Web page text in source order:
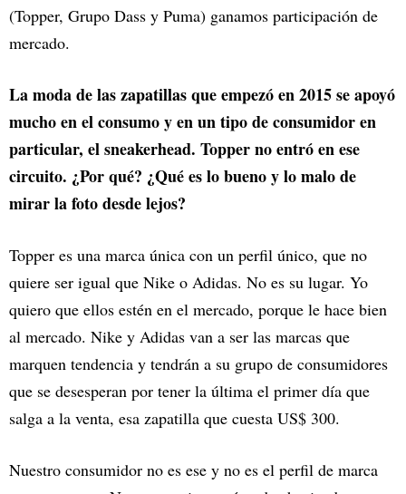
(Topper, Grupo Dass y Puma) ganamos participación de
mercado.
La moda de las zapatillas que empezó en 2015 se apoyó
mucho en el consumo y en un tipo de consumidor en
particular, el sneakerhead. Topper no entró en ese
circuito. ¿Por qué? ¿Qué es lo bueno y lo malo de
mirar la foto desde lejos?
Topper es una marca única con un perfil único, que no
quiere ser igual que Nike o Adidas. No es su lugar. Yo
quiero que ellos estén en el mercado, porque le hace bien
al mercado. Nike y Adidas van a ser las marcas que
marquen tendencia y tendrán a su grupo de consumidores
que se desesperan por tener la última el primer día que
salga a la venta, esa zapatilla que cuesta US$ 300.
Nuestro consumidor no es ese y no es el perfil de marca